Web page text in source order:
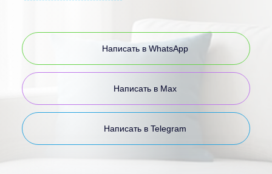
Написать в WhatsApp
Написать в Max
Написать в Telegram